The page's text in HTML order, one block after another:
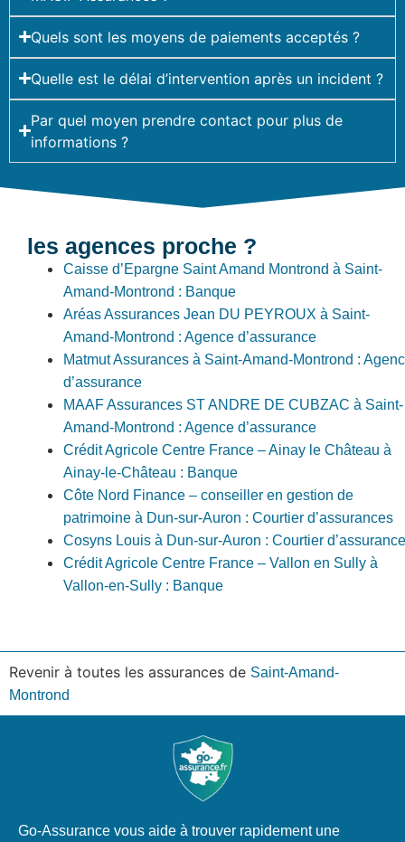
Quels sont les moyens de paiements acceptés ?
Quelle est le délai d’intervention après un incident ?
Par quel moyen prendre contact pour plus de
informations ?
les agences proche ?
Caisse d’Epargne Saint Amand Montrond à Saint-
Amand-Montrond : Banque
Aréas Assurances Jean DU PEYROUX à Saint-
Amand-Montrond : Agence d’assurance
Matmut Assurances à Saint-Amand-Montrond :
d’assurance
MAAF Assurances ST ANDRE DE CUBZAC à Saint-
Amand-Montrond : Agence d’assurance
Crédit Agricole Centre France – Ainay le Château à
Ainay-le-Château : Banque
Côte Nord Finance – conseiller en gestion de
patrimoine à Dun-sur-Auron : Courtier d’assurances
Cosyns Louis à Dun-sur-Auron : Courtier
Crédit Agricole Centre France – Vallon en Sully à
Vallon-en-Sully : Banque
Revenir à toutes les assurances de Saint-Amand-
Montrond
Go-Assurance vous aide à trouver rapidement une